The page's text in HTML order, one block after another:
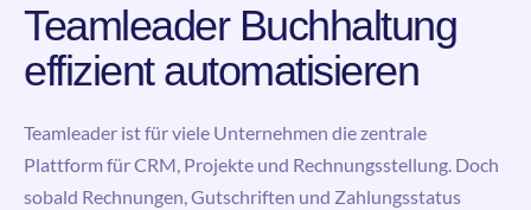
Teamleader Buchhaltung
effizient automatisieren
Teamleader ist für viele Unternehmen die zentrale
Plattform für CRM, Projekte und Rechnungsstellung. Doch
sobald Rechnungen, Gutschriften und Zahlungsstatus